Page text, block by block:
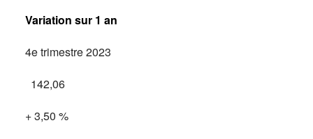
Variation sur 1 an
4e trimestre 2023
142,06
+ 3,50 %